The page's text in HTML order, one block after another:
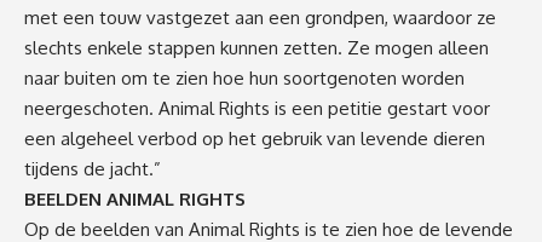
met een touw vastgezet aan een grondpen, waardoor ze
slechts enkele stappen kunnen zetten. Ze mogen alleen
naar buiten om te zien hoe hun soortgenoten worden
neergeschoten. Animal Rights is een petitie gestart voor
een algeheel verbod op het gebruik van levende dieren
tijdens de jacht.”
BEELDEN ANIMAL RIGHTS
Op de beelden van Animal Rights is te zien hoe de levende